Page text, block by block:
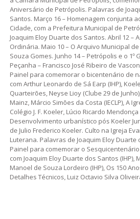
Aniversário de Petrópolis. Palavras de
Santos. Março 16 – Homenagem conjunta
Cidade, com a Prefeitura Municipal de
Joaquim Eloy Duarte dos Santos. Abril 12 –
Ordinária. Maio 10 – O Arquivo Municipal
Souza Gomes. Junho 14 – Petrópolis e o 1º
Peçanha – Francisco José Ribeiro de
Painel para comemorar o bicentenário de
com Arthur Leonardo de Sá Earp (IHP),
Quarteirões, Neyse Lioy (Clube 29 de
Mainz, Márcio Simões da Costa (IECLP), A
Colégio J. F. Koeler, Lúcio Ricardo Mendonça
Desenvolvimento urbanístico pós Koeler
de Julio Frederico Koeler. Culto na Igreja
Luterana. Palavras de Joaquim Eloy Duarte
Painel para comemorar o
com Joaquim Eloy Duarte dos Santos (IHP),
Manoel de Souza Lordeiro (IHP), Os 150
Detalhes Técnicos, Luiz Octavio Silva